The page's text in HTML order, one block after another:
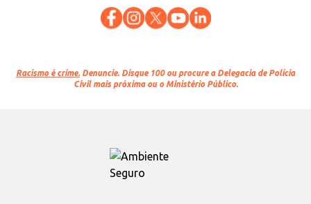
Racismo é crime. Denuncie. Disque 100 ou procure a Delegacia de Polícia
Civil mais próxima ou o Ministério Público.